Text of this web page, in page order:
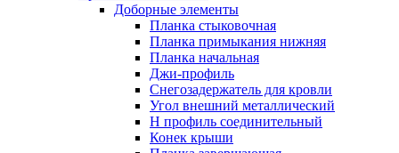
Доборные элементы
Планка стыковочная
Планка примыкания нижняя
Планка начальная
Джи-профиль
Снегозадержатель для кровли
Угол внешний металлический
Н профиль соединительный
Конек крыши